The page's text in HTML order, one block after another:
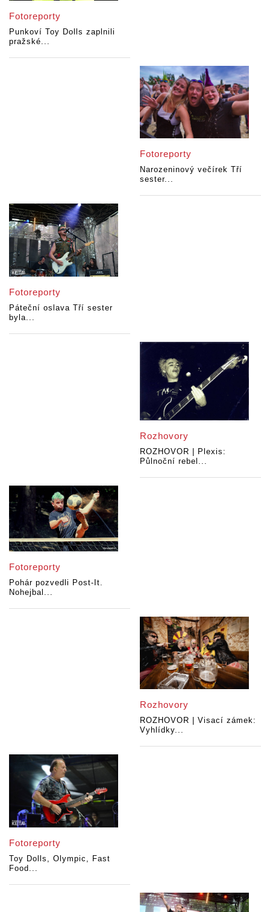
Fotoreporty
Punkoví Toy Dolls zaplnili
pražské...
Fotoreporty
Narozeninový večírek Tří
sester...
Fotoreporty
Páteční oslava Tří sester
byla...
Rozhovory
ROZHOVOR | Plexis:
Půlnoční rebel...
Fotoreporty
Pohár pozvedli Post-It.
Nohejbal...
Rozhovory
ROZHOVOR | Visací zámek:
Vyhlídky...
Fotoreporty
Toy Dolls, Olympic, Fast
Food...